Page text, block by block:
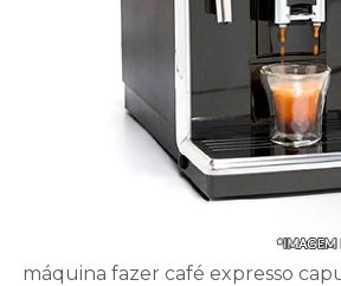
máquina fazer café expresso